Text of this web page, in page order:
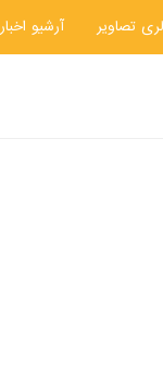
تصاویر آرشیو اخبار